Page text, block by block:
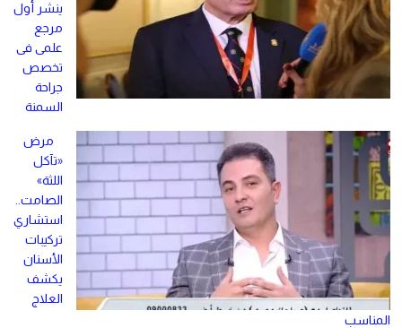
ينشر أول
مرجع
علمى فى
تخصص
جراحة
السمنة
مرض
«تآكل
اللثة»
الصامت..
استشاري
تركيبات
الأسنان
يكشف
العلاج
المناسب